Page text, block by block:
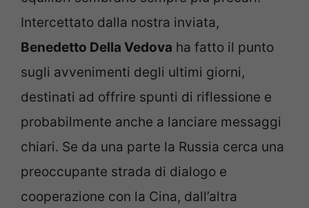
Intercettato dalla nostra inviata,
Benedetto Della Vedova ha fatto il punto
sugli avvenimenti degli ultimi giorni,
destinati ad offrire spunti di riflessione e
probabilmente anche a lanciare messaggi
chiari. Se da una parte la Russia cerca una
preoccupante strada di dialogo e
cooperazione con la Cina, dall’altra